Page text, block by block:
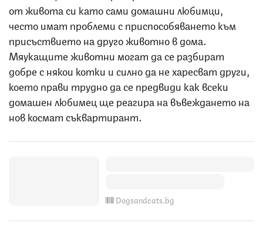
от живота си като сами домашни любимци,
често имат проблеми с приспособяването към
присъствието на друго животно в дома.
Мяукащите животни могат да се разбират
добре с някои котки и силно да не харесват други,
което прави трудно да се предвиди как всеки
домашен любимец ще реагира на въвеждането на
нов космат съквартирант.
Dogsandcats.bg